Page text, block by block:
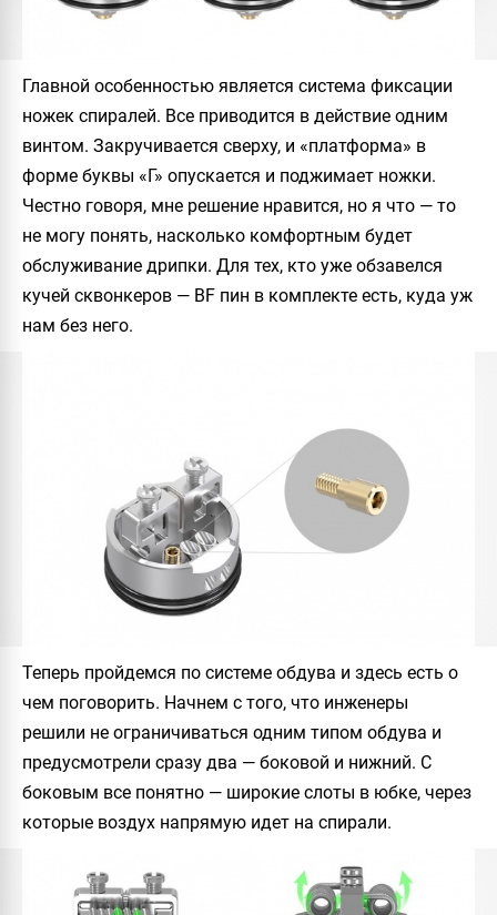
Главной особенностью является система фиксации
ножек спиралей. Все приводится в действие одним
винтом. Закручивается сверху, и «платформа» в
форме буквы «Г» опускается и поджимает ножки.
Честно говоря, мне решение нравится, но я что — то
не могу понять, насколько комфортным будет
обслуживание дрипки. Для тех, кто уже обзавелся
кучей сквонкеров — BF пин в комплекте есть, куда уж
нам без него.
Теперь пройдемся по системе обдува и здесь есть о
чем поговорить. Начнем с того, что инженеры
решили не ограничиваться одним типом обдува и
предусмотрели сразу два — боковой и нижний. С
боковым все понятно — широкие слоты в юбке, через
которые воздух напрямую идет на спирали.